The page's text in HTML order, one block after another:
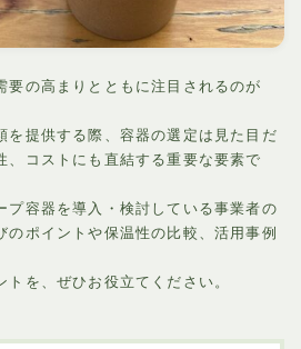
要の高まりとともに注目されるのが
を提供する際、容器の選定は見た目だ
、コストにも直結する重要な要素で
プ容器を導入・検討している事業者の
のポイントや保温性の比較、活用事例
を、ぜひお役立てください。